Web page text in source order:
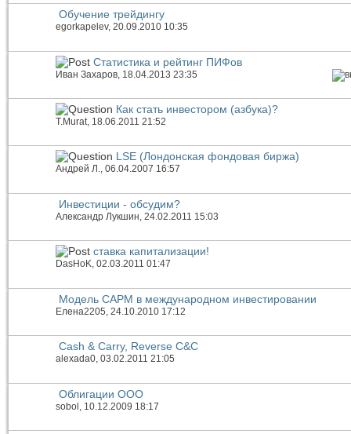
Обучение трейдингу
egorkapelev, 20.09.2010 10:35
Статистика и рейтинг ПИФов
Иван Захаров , 18.04.2013 23:35
Как стать инвестором (азбука)?
T.Murat, 18.06.2011 21:52
LSE (Лондонская фондовая биржа)
Андрей Л., 06.04.2007 16:57
Инвестиции - обсудим?
Александр Лукшин, 24.02.2011 15:03
ставка капитализации!
DasHoK, 02.03.2011 01:47
Модель CAPM в международном инвестировании
Елена2205, 24.10.2010 17:12
Cash & Carry, Reverse C&C
alexada0, 03.02.2011 21:05
Облигации ООО
sobol, 10.12.2009 18:17